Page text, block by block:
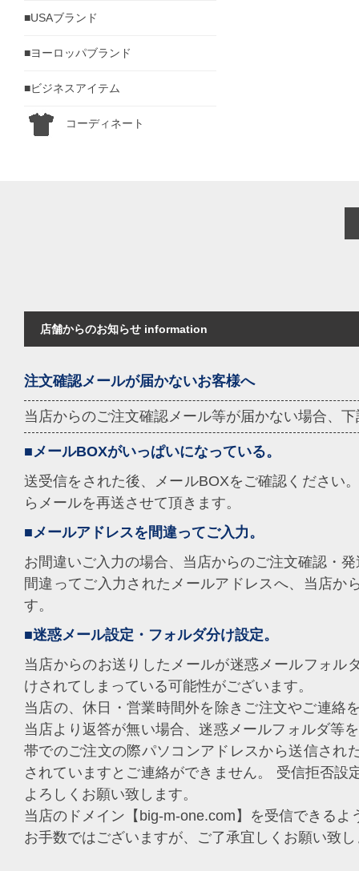
■USAブランド
■ヨーロッパブランド
■ビジネスアイテム
コーディネート
店舗からのお知らせ information
注文確認メールが届かないお客様へ
当店からのご注文確認メール等が届かない場合、
■メールBOXがいっぱいになっている。
送受信をされた後、メールBOXをご確認ください
らメールを再送させて頂きます。
■メールアドレスを間違ってご入力。
お間違いご入力の場合、当店からのご注文確認・
間違ってご入力されたメールアドレスへ、当店か
す。
■迷惑メール設定・フォルダ分け設定。
当店からのお送りしたメールが迷惑メールフォル
けされてしまっている可能性がございます。
当店の、休日・営業時間外を除きご注文やご連絡
当店より返答が無い場合、迷惑メールフォルダ等
帯でのご注文の際パソコンアドレスから送信され
されていますとご連絡ができません。 受信拒否設
よろしくお願い致します。
当店のドメイン【big-m-one.com】を受信できるよ
お手数ではございますが、ご了承宜しくお願い致